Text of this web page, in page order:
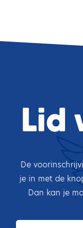
Lid
De
je in met de
Dan kan je